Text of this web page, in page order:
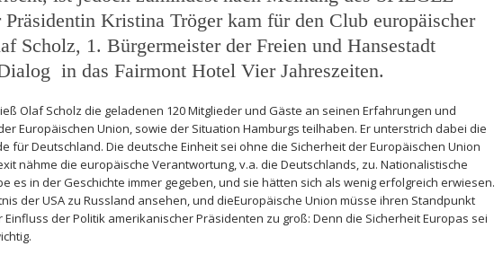
Kristina Tröger kam für den Club europäischer
Scholz, 1. Bürgermeister der Freien und Hansestadt
in das Fairmont Hotel Vier Jahreszeiten.
Olaf Scholz die geladenen 120 Mitglieder und Gäste an seinen Erfahrungen und
Europäischen Union, sowie der Situation Hamburgs teilhaben. Er unterstrich dabei die
für Deutschland. Die deutsche Einheit sei ohne die Sicherheit der Europäischen Union
nähme die europäische Verantwortung, v.a. die Deutschlands, zu. Nationalistische
es in der Geschichte immer gegeben, und sie hätten sich als wenig erfolgreich erwiesen.
der USA zu Russland ansehen, und dieEuropäische Union müsse ihren Standpunkt
Einfluss der Politik amerikanischer Präsidenten zu groß: Denn die Sicherheit Europas sei